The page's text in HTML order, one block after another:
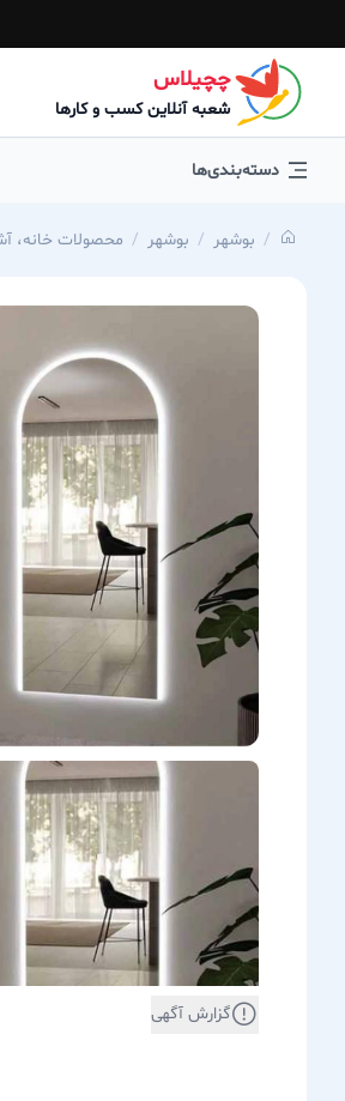
چچیلاس
شعبه آنلاین کسب و کارها
دسته‌بندی‌ها
بوشهر بوشهر محصولات خانه،
گزارش آگهی